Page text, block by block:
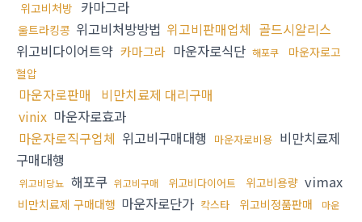
위고비처방 카마그라
울트라킹콩 위고비처방방법 위고비판매업체 골드시알리스
위고비다이어트약 카마그라 마운자로식단 해포쿠
마운자로고
혈압
마운자로판매
비만치료제 대리구매
vinix 마운자로효과
마운자로직구업체 위고비구매대행 마운자로비용 비만치료제
구매대행
위고비당뇨 해포쿠 위고비구매 위고비다이어트 위고비용량 vimax
비만치료제 구매대행 마운자로단가 칵스타 위고비정품판매
마운